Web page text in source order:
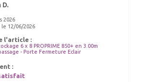
2026
12/06/2026
l'article :
6 x 8 PROPRIME 850+ en 3.00m
- Porte Fermeture Eclair
: